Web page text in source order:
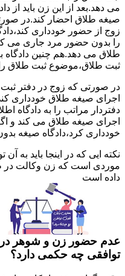
می دهد.بعد از این زن باید از
صیغه طلاق احضار کند.در
زوج از حضور خودداری
را بدون حضور مرد جاری می
طلاق می دهد.هم چنین دادگاه
ثبت طلاق،موضوع ثبت طلاق را
در صورتی که زوج در دفتر
اجرای صیغه طلاق خودداری
دفتردار مراتب را به
اجرای صیغه طلاق می کند و
خودداری کرد،دادگاه صیغه
نکته ایی که در اینجا باید به
موردی است که زن وکالت در
داده است
عدم حضور زن و شوهر در
توافقی چه حکمی دارد؟